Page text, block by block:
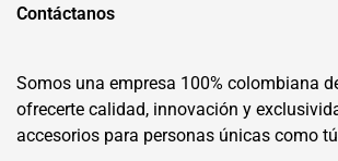
Contáctanos
Somos una empresa 100% colombiana
ofrecerte calidad, innovación y
accesorios para personas únicas como